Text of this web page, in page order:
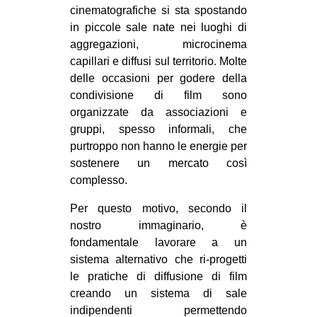
cinematografiche si sta spostando
in piccole sale nate nei luoghi di
aggregazioni, microcinema
capillari e diffusi sul territorio. Molte
delle occasioni per godere della
condivisione di film sono
organizzate da associazioni e
gruppi, spesso informali, che
purtroppo non hanno le energie per
sostenere un mercato così
complesso.
Per questo motivo, secondo il
nostro immaginario, è
fondamentale lavorare a un
sistema alternativo che ri-progetti
le pratiche di diffusione di film
creando un sistema di sale
indipendenti permettendo